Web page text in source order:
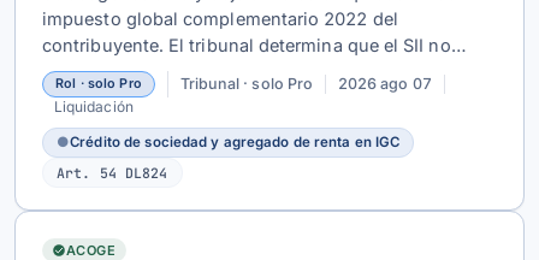
impuesto global complementario 2022 del
contribuyente. El tribunal determina que el SII no
acreditó procedencia de agregado de renta ni que
crédito de sociedad careciera de sustento,
desvirtuando las observaciones A63 y G17.
Rol · solo Pro Tribunal · solo Pro
2026 ago 07
Liquidación
●Crédito de sociedad y agregado de renta en IGC
Art. 54 DL824
ACOGE